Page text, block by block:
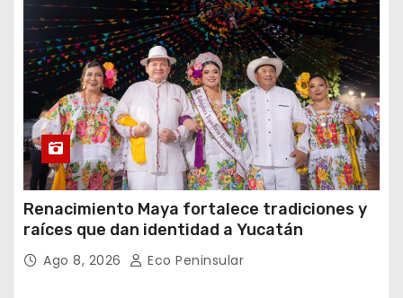
Renacimiento Maya fortalece tradiciones y
raíces que dan identidad a Yucatán
Ago 8, 2026 Eco Peninsular